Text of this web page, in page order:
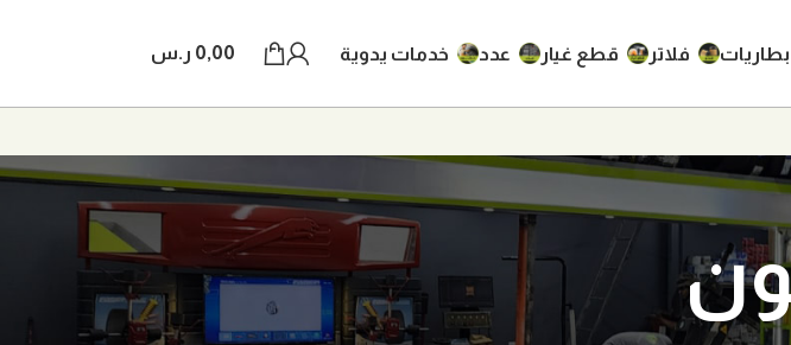
بطاريات فلاتر قطع غيار عدد خدمات يدوية 0,00 ر.س